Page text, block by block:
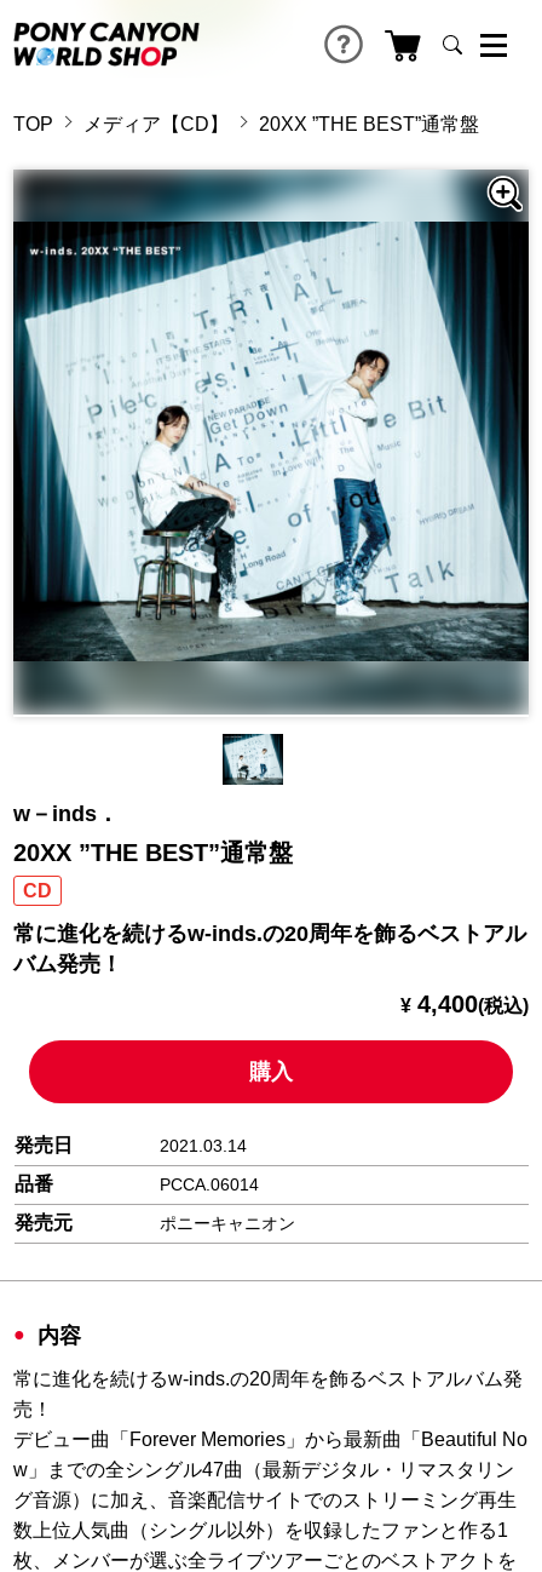
TOP メディア【CD】 20XX ”THE BEST”通常盤
w－inds．
20XX ”THE BEST”通常盤
CD
常に進化を続けるw-inds.の20周年を飾るベストアル
バム発売！
¥ 4,400(税込)
購入
発売日 2021.03.14
品番 PCCA.06014
発売元 ポニーキャニオン
内容
常に進化を続けるw-inds.の20周年を飾るベストアルバム発
売！
デビュー曲「Forever Memories」から最新曲「Beautiful No
w」までの全シングル47曲（最新デジタル・リマスタリン
グ音源）に加え、音楽配信サイトでのストリーミング再生
数上位人気曲（シングル以外）を収録したファンと作る1
枚、メンバーが選ぶ全ライブツアーごとのベストアクトを